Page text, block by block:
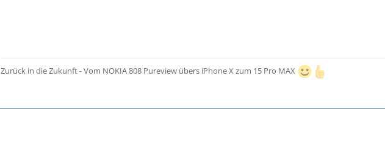
Zurück in die Zukunft - Vom NOKIA 808 Pureview übers iPhone X zum 15 Pro MAX